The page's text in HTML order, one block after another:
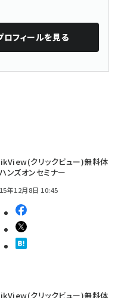
ロフィールを見る
クリックビュー)無料体
ンズオンセミナー
年12月8日 10:45
クリックビュー)無料体